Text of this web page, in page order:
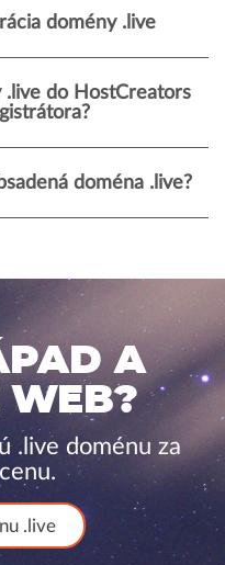
domény .live
do HostCreators
doména .live?
A
WEB?
.live doménu za
.live